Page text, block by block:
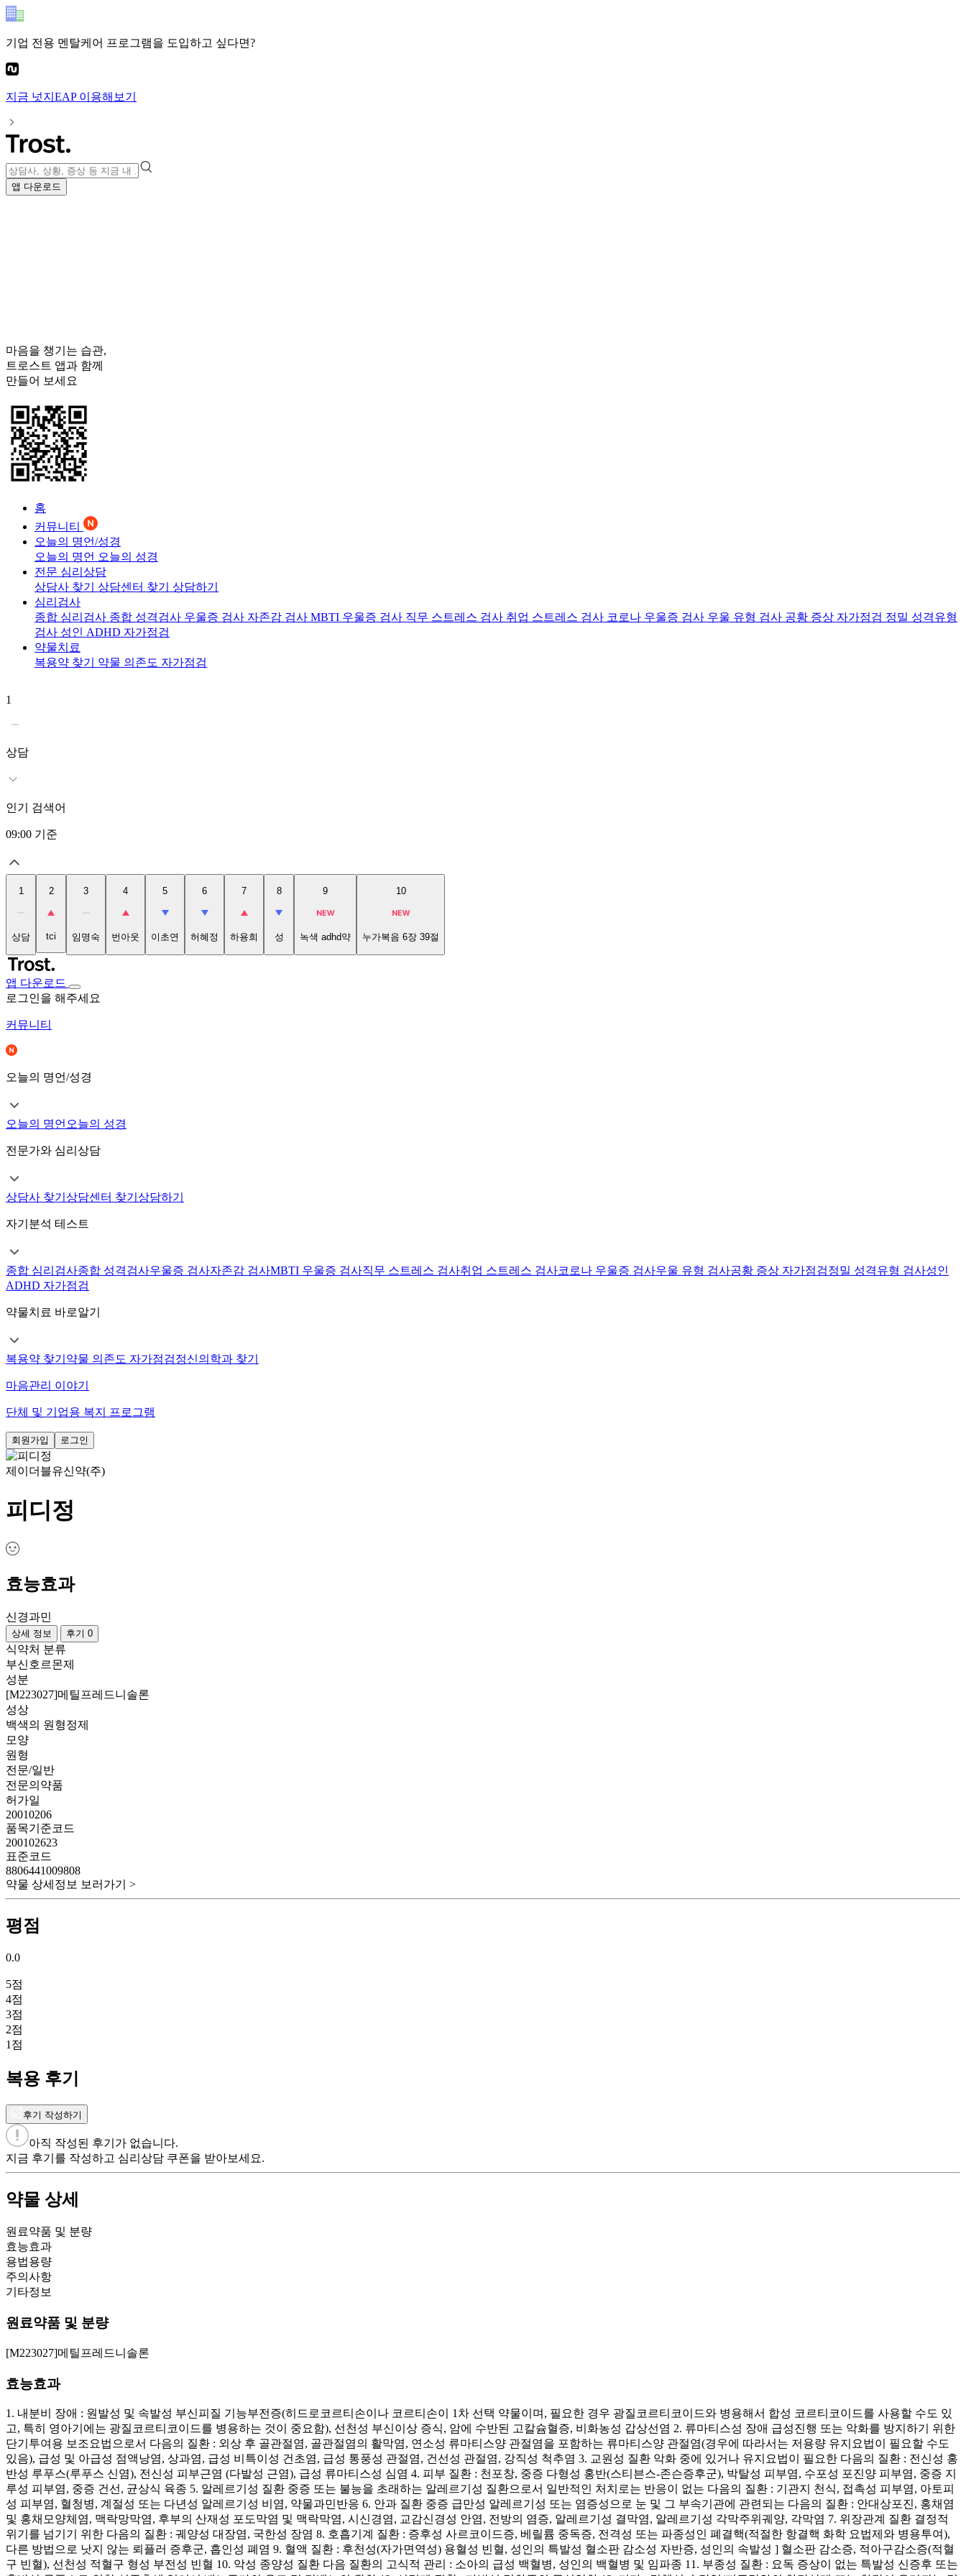
기업 전용 멘탈케어 프로그램을 도입하고 싶다면?
지금 넛지EAP이용해보기
앱 다운로드
마음을 챙기는 습관,
트로스트 앱과 함께
만들어 보세요
홈
커뮤니티
오늘의 명언/성경
오늘의 명언 오늘의 성경
전문 심리상담
상담사 찾기 상담센터 찾기 상담하기
심리검사
종합 심리검사 종합 성격검사 우울증 검사 자존감 검사 MBTI 우울증 검사 직무 스트레스 검사 취업 스트레스 검사 코로나 우울증 검사 우울 유형 검사 공황 증상 자가점검 정밀 성격유형
검사 성인 ADHD 자가점검
약물치료
복용약 찾기 약물 의존도 자가점검
1
상담
인기 검색어
09:00 기준
1
상담
2
tci
3
임명숙
4
번아웃
5
이초연
6
허혜정
7
하용희
8
성
9
녹색 adhd약
10
누가복음 6장 39절
앱 다운로드
로그인을 해주세요
커뮤니티
오늘의 명언/성경
오늘의 명언 오늘의 성경
전문가와 심리상담
상담사 찾기 상담센터 찾기 상담하기
자기분석 테스트
종합 심리검사종합 성격검사우울증 검사자존감 검사MBTI 우울증 검사직무 스트레스 검사취업 스트레스 검사코로나 우울증 검사우울 유형 검사공황 증상 자가점검정밀 성격유형 검사성인
ADHD 자가점검
약물치료 바로알기
복용약 찾기 약물 의존도 자가점검정신의학과 찾기
마음관리 이야기
단체 및 기업용 복지 프로그램
회원가입 로그인
제이더블유신약(주)
피디정
효능효과
신경과민
상세 정보 후기 0
식약처 분류
부신호르몬제
성분
[M223027]메틸프레드니솔론
성상
백색의 원형정제
모양
원형
전문/일반
전문의약품
허가일
20010206
품목기준코드
200102623
표준코드
8806441009808
약물 상세정보 보러가기 >
평점
0.0
5점
4점
3점
2점
1 점
복용 후기
후기 작성하기
아직 작성된 후기가 없습니다.
지금 후기를 작성하고 심리상담 쿠폰을 받아보세요.
약물 상세
원료약품 및 분량
효능효과
용법용량
주의사항
기타정보
원료약품 및 분량
[M223027]메틸프레드니솔론
효능효과
1. 내분비 장애 : 원발성 및 속발성 부신피질 기능부전증(히드로코르티손이나 코르티손이 1차 선택 약물이며, 필요한 경우 광질코르티코이드와 병용해서 합성 코르티코이드를 사용할 수도 있
고, 특히 영아기에는 광질코르티코이드를 병용하는 것이 중요함), 선천성 부신이상 증식, 암에 수반된 고칼슘혈증, 비화농성 갑상선염 2. 류마티스성 장애 급성진행 또는 악화를 방지하기 위한
단기투여용 보조요법으로서 다음의 질환 : 외상 후 골관절염, 골관절염의 활막염, 연소성 류마티스양 관절염을 포함하는 류마티스양 관절염(경우에 따라서는 저용량 유지요법이 필요할 수도
있음), 급성 및 아급성 점액낭염, 상과염, 급성 비특이성 건초염, 급성 통풍성 관절염, 건선성 관절염, 강직성 척추염 3. 교원성 질환 악화 중에 있거나 유지요법이 필요한 다음의 질환 : 전신성 홍
반성 루푸스(루푸스 신염), 전신성 피부근염 (다발성 근염), 급성 류마티스성 심염 4. 피부 질환 : 천포창, 중증 다형성 홍반(스티븐스-존슨증후군), 박탈성 피부염, 수포성 포진양 피부염, 중증 지
루성 피부염, 중증 건선, 균상식 육종 5. 알레르기성 질환 중증 또는 불능을 초래하는 알레르기성 질환으로서 일반적인 처치로는 반응이 없는 다음의 질환 : 기관지 천식, 접촉성 피부염, 아토피
성 피부염, 혈청병, 계절성 또는 다년성 알레르기성 비염, 약물과민반응 6. 안과 질환 중증 급만성 알레르기성 또는 염증성으로 눈 및 그 부속기관에 관련되는 다음의 질환 : 안대상포진, 홍채염
및 홍채모양체염, 맥락망막염, 후부의 산재성 포도막염 및 맥락막염, 시신경염, 교감신경성 안염, 전방의 염증, 알레르기성 결막염, 알레르기성 각막주위궤양, 각막염 7. 위장관계 질환 결정적
위기를 넘기기 위한 다음의 질환 : 궤양성 대장염, 국한성 장염 8. 호흡기계 질환 : 증후성 사르코이드증, 베릴륨 중독증, 전격성 또는 파종성인 폐결핵(적절한 항결핵 화학 요법제와 병용투여),
다른 방법으로 낫지 않는 뢰플러 증후군, 흡인성 폐염 9. 혈액 질환 : 후천성(자가면역성) 용혈성 빈혈, 성인의 특발성 혈소판 감소성 자반증, 성인의 속발성 ] 혈소판 감소증, 적아구감소증(적혈
구 빈혈), 선천성 적혈구 형성 부전성 빈혈 10. 악성 종양성 질환 다음 질환의 고식적 관리 : 소아의 급성 백혈병, 성인의 백혈병 및 임파종 11. 부종성 질환 : 요독 증상이 없는 특발성 신증후 또는